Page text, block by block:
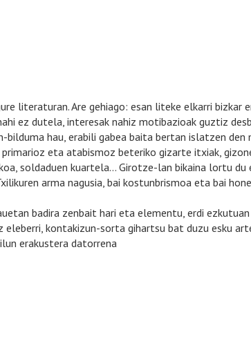
literaturan. Are gehiago: esan liteke elkarri bizkar
ez dutela, interesak nahiz motibazioak guztiz
hau, erabili gabea baita bertan islatzen den
eta atabismoz beteriko gizarte itxiak,
soldaduen kuartela… Girotze-lan bikaina lortu du
arma nagusia, bai kostunbrismoa eta bai
badira zenbait hari eta elementu, erdi
kontakizun-sorta gihartsu bat duzu esku
erakustera datorrena